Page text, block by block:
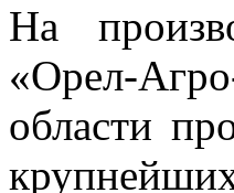
На
«Орел-
области